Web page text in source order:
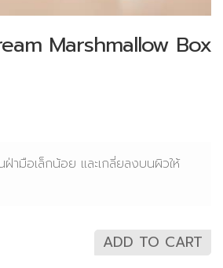
Marshmallow Box
ามือเล็กน้อย และเกลี่ยลงบนผิวให้
ADD TO CART